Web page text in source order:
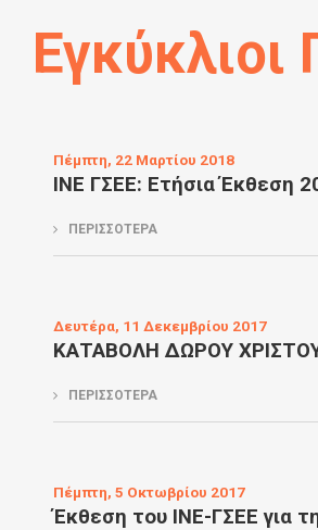
Εγκύκλιοι
Πέμπτη, 22 Μαρτίου 2018
ΙΝΕ ΓΣΕΕ: Ετήσια Έκθεση
ΠΕΡΙΣΣΟΤΕΡΑ
Δευτέρα, 11 Δεκεμβρίου 2017
ΚΑΤΑΒΟΛΗ ΔΩΡΟΥ
ΠΕΡΙΣΣΟΤΕΡΑ
Πέμπτη, 5 Οκτωβρίου 2017
Έκθεση του ΙΝΕ-ΓΣΕΕ για